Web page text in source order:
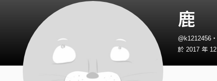
鹿
@k1212456
於 2017 年